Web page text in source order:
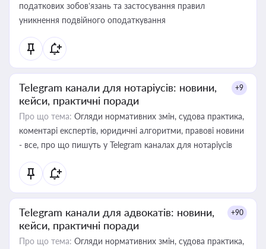
податкових зобов’язань та застосування правил
уникнення подвійного оподаткування
Telegram канали для нотаріусів: новини,
кейси, практичні поради
+9
Про що тема: Огляди нормативних змін, судова практика,
коментарі експертів, юридичні алгоритми, правові новини
- все, про що пишуть у Telegram каналах для нотаріусів
Telegram канали для адвокатів: новини,
кейси, практичні поради
+90
Про що тема: Огляди нормативних змін, судова практика,